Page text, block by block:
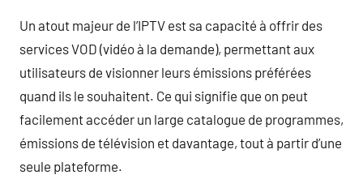
Un atout majeur de l’IPTV est sa capacité à offrir des
services VOD (vidéo à la demande), permettant aux
utilisateurs de visionner leurs émissions préférées
quand ils le souhaitent. Ce qui signifie que on peut
facilement accéder un large catalogue de programmes,
émissions de télévision et davantage, tout à partir d’une
seule plateforme.